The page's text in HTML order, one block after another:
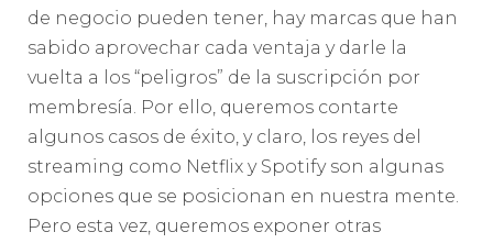
de negocio pueden tener, hay marcas que han
sabido aprovechar cada ventaja y darle la
vuelta a los “peligros” de la suscripción por
membresía. Por ello, queremos contarte
algunos casos de éxito, y claro, los reyes del
streaming como Netflix y Spotify son algunas
opciones que se posicionan en nuestra mente.
Pero esta vez, queremos exponer otras